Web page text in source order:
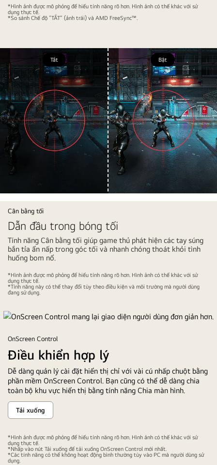
*Hình ảnh được mô phỏng để hiểu tính năng rõ hơn. Hình ảnh có thể khác với sử
dụng thực tế.
*So sánh Chế độ “TẮT” (ảnh trái) và AMD FreeSync™.
Tắt Bật
Cân bằng tối
Dẫn đầu trong bóng tối
Tính năng Cân bằng tối giúp game thủ phát hiện các tay súng
bắn tỉa ẩn nấp trong góc tối và nhanh chóng thoát khỏi tình
huống bom nổ.
*Hình ảnh được mô phỏng để hiểu tính năng rõ hơn. Hình ảnh có thể khác với sử
dụng thực tế.
*Tính năng này có thể thay đổi tùy theo điều kiện và môi trường mà người dùng
đang sử dụng.
OnScreen Control
Điều khiển hợp lý
Dễ dàng quản lý cài đặt hiển thị chỉ với vài cú nhấp chuột bằng
phần mềm OnScreen Control. Bạn cũng có thể dễ dàng chia
toàn bộ khu vực hiển thị bằng tính năng Chia màn hình.
Điều
khiển
lý
Tải xuống
*Hình ảnh được mô phỏng để hiểu tính năng rõ hơn. Hình ảnh có thể khác với sử
dụng thực tế.
*Nhấp vào nút Tải xuống để tải xuống OnScreen Control mới nhất.
*Các tính năng có thể không hoạt động bình thường tùy vào PC mà người dùng sử
dụng.